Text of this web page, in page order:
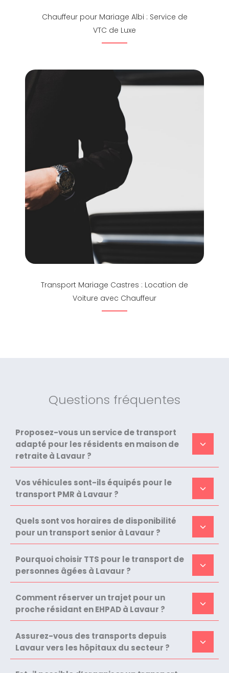
Chauffeur pour Mariage Albi : Service de
VTC de Luxe
Transport Mariage Castres : Location de
Voiture avec Chauffeur
Questions fréquentes
Proposez-vous un service de transport
adapté pour les résidents en maison de
retraite à Lavaur ?
Vos véhicules sont-ils équipés pour le
transport PMR à Lavaur ?
Quels sont vos horaires de disponibilité
pour un transport senior à Lavaur ?
Pourquoi choisir TTS pour le transport de
personnes âgées à Lavaur ?
Comment réserver un trajet pour un
proche résidant en EHPAD à Lavaur ?
Assurez-vous des transports depuis
Lavaur vers les hôpitaux du secteur ?